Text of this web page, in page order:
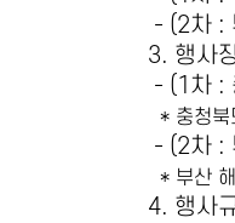
- (2차 :
3. 행사
- (1 차 :
* 충청
- (2차 :
* 부산
4. 행사